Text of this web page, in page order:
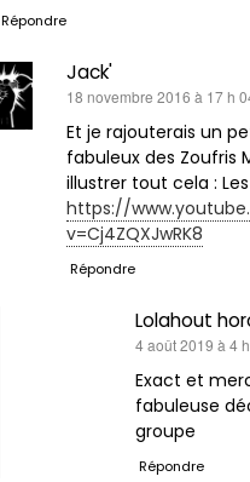
Répondre
Jack'
dit :
18 novembre 2016 à 17 h
Et je rajouterais un
fabuleux des Zoufris
illustrer tout cela : Les
https://
v=Cj4ZQXJwRK8
Répondre
Lolahout
4 août 2019 à 4
Exact et
fabuleuse
groupe
Répondre